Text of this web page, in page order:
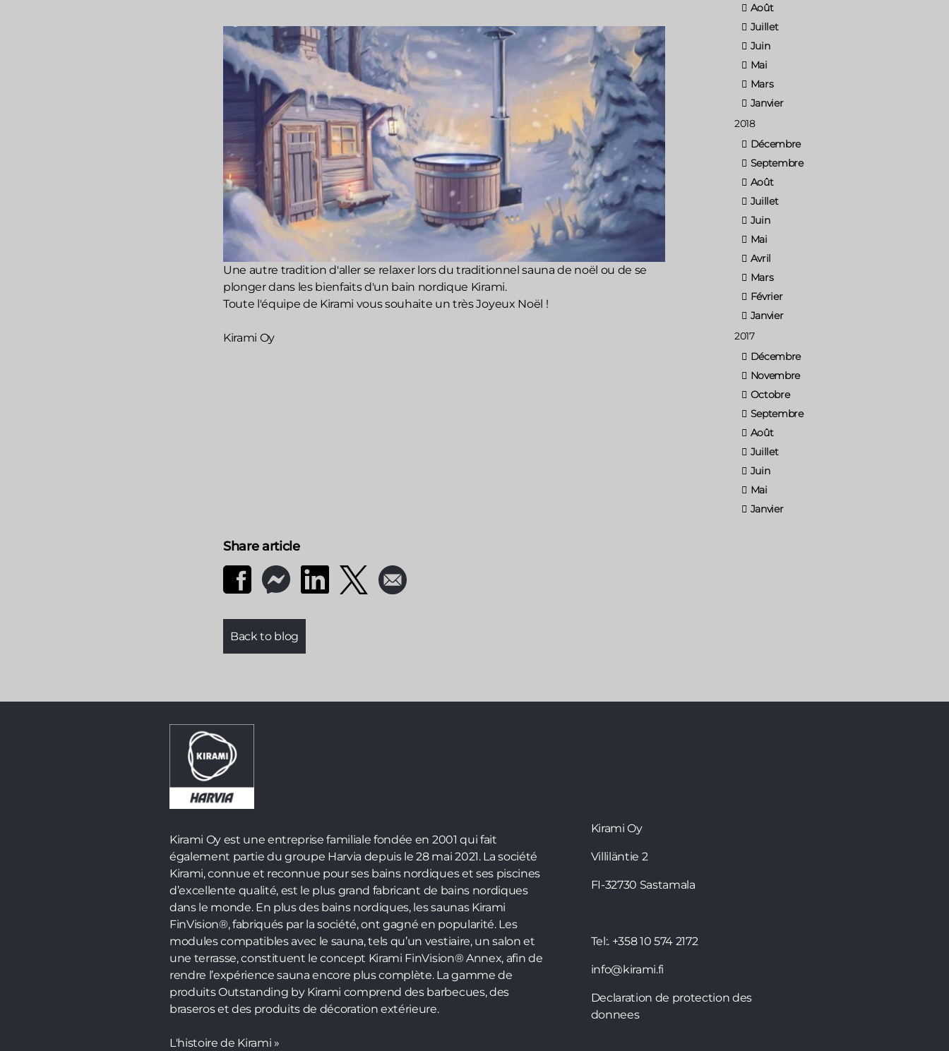
Une autre tradition d'aller se relaxer lors du traditionnel sauna de noël ou de se
plonger dans les bienfaits d'un bain nordique Kirami.
Toute l'équipe de Kirami vous souhaite un très Joyeux Noël !
Kirami Oy
Share article
Back to blog
Août
Juillet
Juin
Mai
Mars
Janvier
2018
Décembre
Septembre
Août
Juillet
Juin
Mai
Avril
Mars
Février
Janvier
2017
Décembre
Novembre
Octobre
Septembre
Août
Juillet
Juin
Mai
Janvier
Kirami Oy est une entreprise familiale fondée en 2001 qui fait
également partie du groupe Harvia depuis le 28 mai 2021. La société
Kirami, connue et reconnue pour ses bains nordiques et ses piscines
d’excellente qualité, est le plus grand fabricant de bains nordiques
dans le monde. En plus des bains nordiques, les saunas Kirami
FinVision®, fabriqués par la société, ont gagné en popularité. Les
modules compatibles avec le sauna, tels qu’un vestiaire, un salon et
une terrasse, constituent le concept Kirami FinVision® Annex, afin de
rendre l’expérience sauna encore plus complète. La gamme de
produits Outstanding by Kirami comprend des barbecues, des
braseros et des produits de décoration extérieure.
L'histoire de Kirami »
Kirami Oy
Villiläntie 2
FI-32730 Sastamala
Tel:. +358 10 574 2172
info@kirami.fi
Declaration de protection des
donnees